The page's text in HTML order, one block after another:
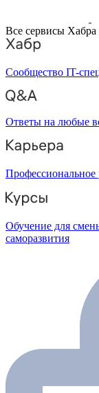
Все сервисы Хабра
Сообщество IT-
Ответы на любые
Профессиональное
Обучение для
саморазвития